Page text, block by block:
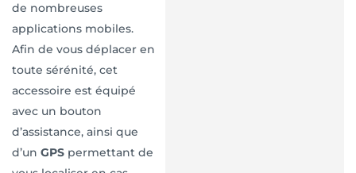
de nombreuses
applications mobiles.
Afin de vous déplacer en
toute sérénité, cet
accessoire est équipé
avec un bouton
d’assistance, ainsi que
d’un GPS permettant de